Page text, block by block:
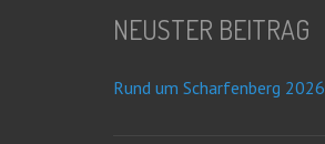
NEUSTER BEITRAG
Rund um Scharfenberg 2026